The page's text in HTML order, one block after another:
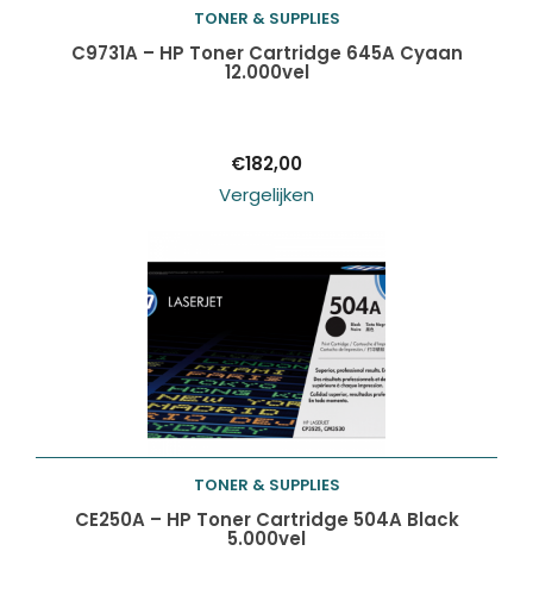
Toevoegen aan
TONER & SUPPLIES
C9731A – HP Toner Cartridge 645A Cyaan
12.000vel
€182,00
Vergelijken
Toevoegen aan
TONER & SUPPLIES
CE250A – HP Toner Cartridge 504A Black
5.000vel